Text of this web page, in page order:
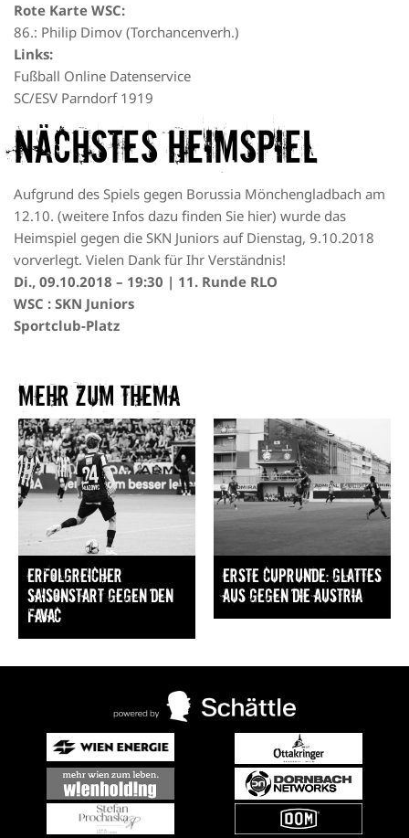
Rote Karte WSC:
86.: Philip Dimov (Torchancenverh.)
Links:
Fußball Online Datenservice
SC/ESV Parndorf 1919
Nächstes Heimspiel
Aufgrund des Spiels gegen Borussia Mönchengladbach am
12.10. (weitere Infos dazu finden Sie hier) wurde das
Heimspiel gegen die SKN Juniors auf Dienstag, 9.10.2018
vorverlegt. Vielen Dank für Ihr Verständnis!
Di., 09.10.2018 – 19:30 | 11. Runde RLO
WSC : SKN Juniors
Sportclub-Platz
Mehr zum Thema​
Erfolgreicher
Saisonstart gegen den
FavAC
Erste Cuprunde: Glattes
Aus gegen die Austria